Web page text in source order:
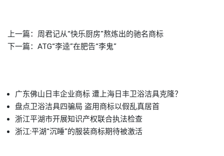
上一篇： 周君记从“快乐厨房”熬炼出的驰名商标
下一篇： ATG“李逵”在肥告“李鬼”
广东佛山日丰企业商标 遭上海日丰卫浴洁具克隆？
盘点卫浴洁具四骗局 盗用商标以假乱真居首
浙江平湖市开展知识产权联合执法检查
浙江:平湖“沉睡”的服装商标期待被激活